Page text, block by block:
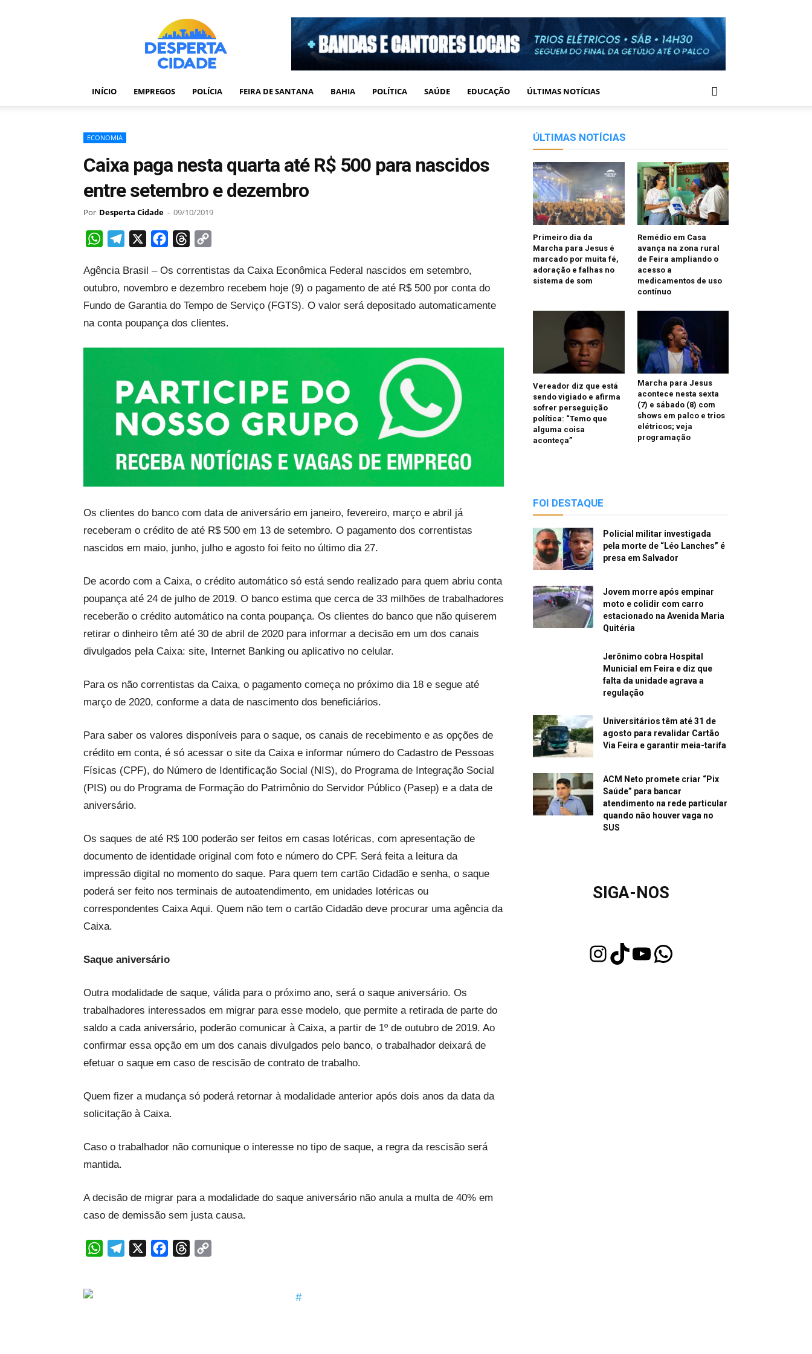
Desperta
Cidade
–
Portal
notícias
Bahia
INÍCIO EMPREGOS POLÍCIA FEIRA DE SANTANA BAHIA POLÍTICA SAÚDE EDUCAÇÃO ÚLTIMAS NOTÍCIAS
ECONOMIA
Caixa paga nesta quarta até R$ 500 para nascidos
entre setembro e dezembro
Por Desperta Cidade - 09/10/2019
WhatsAppTelegram FacebookThreads
Agência Brasil – Os correntistas da Caixa Econômica Federal nascidos em setembro,
outubro, novembro e dezembro recebem hoje (9) o pagamento de até R$ 500 por conta do
Fundo de Garantia do Tempo de Serviço (FGTS). O valor será depositado automaticamente
na conta poupança dos clientes.
Os clientes do banco com data de aniversário em janeiro, fevereiro, março e abril já
receberam o crédito de até R$ 500 em 13 de setembro. O pagamento dos correntistas
nascidos em maio, junho, julho e agosto foi feito no último dia 27.
De acordo com a Caixa, o crédito automático só está sendo realizado para quem abriu conta
poupança até 24 de julho de 2019. O banco estima que cerca de 33 milhões de trabalhadores
receberão o crédito automático na conta poupança. Os clientes do banco que não quiserem
retirar o dinheiro têm até 30 de abril de 2020 para informar a decisão em um dos canais
divulgados pela Caixa: site, Internet Banking ou aplicativo no celular.
Para os não correntistas da Caixa, o pagamento começa no próximo dia 18 e segue até
março de 2020, conforme a data de nascimento dos beneficiários.
Para saber os valores disponíveis para o saque, os canais de recebimento e as opções de
crédito em conta, é só acessar o site da Caixa e informar número do Cadastro de Pessoas
Físicas (CPF), do Número de Identificação Social (NIS), do Programa de Integração Social
(PIS) ou do Programa de Formação do Patrimônio do Servidor Público (Pasep) e a data de
aniversário.
Os saques de até R$ 100 poderão ser feitos em casas lotéricas, com apresentação de
documento de identidade original com foto e número do CPF. Será feita a leitura da
impressão digital no momento do saque. Para quem tem cartão Cidadão e senha, o saque
poderá ser feito nos terminais de autoatendimento, em unidades lotéricas ou
correspondentes Caixa Aqui. Quem não tem o cartão Cidadão deve procurar uma agência da
Caixa.
Saque aniversário
Outra modalidade de saque, válida para o próximo ano, será o saque aniversário. Os
trabalhadores interessados em migrar para esse modelo, que permite a retirada de parte do
saldo a cada aniversário, poderão comunicar à Caixa, a partir de 1º de outubro de 2019. Ao
confirmar essa opção em um dos canais divulgados pelo banco, o trabalhador deixará de
efetuar o saque em caso de rescisão de contrato de trabalho.
Quem fizer a mudança só poderá retornar à modalidade anterior após dois anos da data da
solicitação à Caixa.
Caso o trabalhador não comunique o interesse no tipo de saque, a regra da rescisão será
mantida.
A decisão de migrar para a modalidade do saque aniversário não anula a multa de 40% em
caso de demissão sem justa causa.
WhatsAppTelegram FacebookThreads
ÚLTIMAS NOTÍCIAS
Primeiro dia da
Marcha para Jesus é
marcado por muita fé,
adoração e falhas no
sistema de som
Remédio em Casa
avança na zona rural
de Feira ampliando o
acesso a
medicamentos de uso
contínuo
Vereador diz que está
sendo vigiado e afirma
sofrer perseguição
política: “Temo que
alguma coisa
aconteça”
Marcha para Jesus
acontece nesta sexta
(7) e sábado (8) com
shows em palco e trios
elétricos; veja
programação
FOI DESTAQUE
Policial militar investigada
pela morte de “Léo Lanches” é
presa em Salvador
Jovem morre após empinar
moto e colidir com carro
estacionado na Avenida Maria
Quitéria
Jerônimo cobra Hospital
Municial em Feira e diz que
falta da unidade agrava a
regulação
Universitários têm até 31 de
agosto para revalidar Cartão
Via Feira e garantir meia-tarifa
ACM Neto promete criar “Pix
Saúde” para bancar
atendimento na rede particular
quando não houver vaga no
SUS
SIGA-NOS
InstagramTikTok Youtube WhatsApp